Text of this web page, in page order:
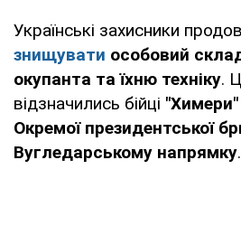
Українські захисники
знищувати особовий
окупанта та їхню техніку.
відзначились бійці
Окремої президентської
Вугледарському напрямку.